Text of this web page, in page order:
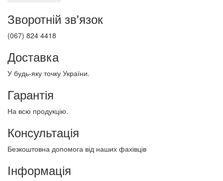
Зворотній зв'язок
(067) 824 4418
Доставка
У будь-яку точку України.
Гарантія
На всю продукцію.
Консультація
Безкоштовна допомога від наших фахівців
Інформація